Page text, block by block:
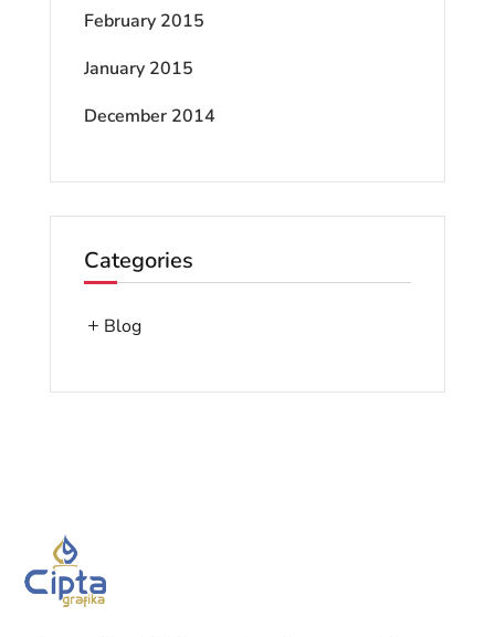
February 2015
January 2015
December 2014
Categories
Blog